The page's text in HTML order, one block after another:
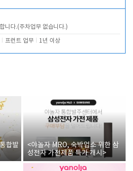
니다.(주차업무 없습니다.)
프런트 업무 1년 이상
합발
<야놀자 MRO, 숙박업소 위한 삼
성전자 가전제품 특가 개시>